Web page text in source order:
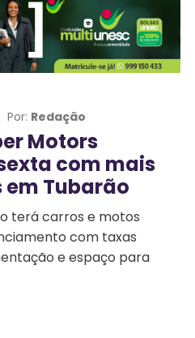
Por: Redação
Motors
com mais
em Tubarão
terá carros e motos
com taxas
e espaço para